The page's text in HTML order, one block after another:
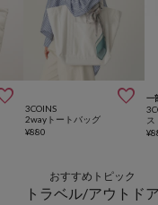

3COINS
2wayトートバッグ
¥880
一
¥
おすすめトピック
トラベル/アウトドア